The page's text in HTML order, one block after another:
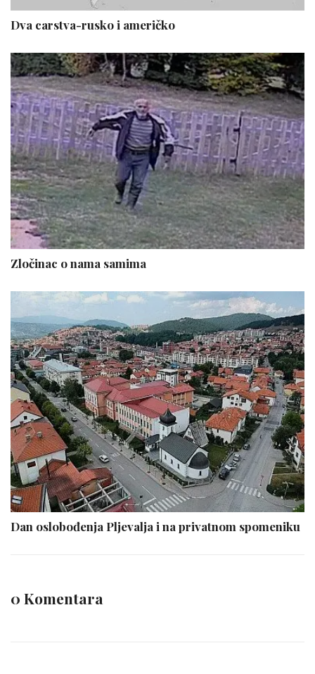
Dva carstva-rusko i američko
Zločinac o nama samima
Dan oslobođenja Pljevalja i na privatnom spomeniku
0 Komentara